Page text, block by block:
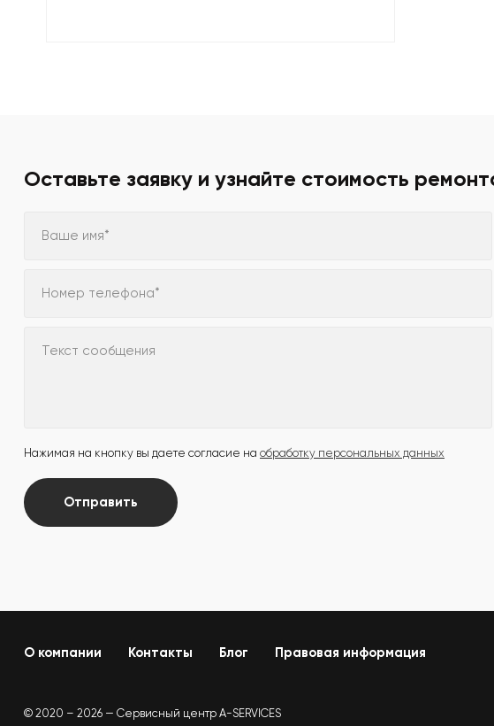
Оставьте заявку и узнайте стоимость
Ваше имя*
Номер телефона*
Текст сообщения
Нажимая на кнопку вы даете согласие на обработку персональных данных
Отправить
О компании Контакты Блог Правовая информация
© 2020 – 2026 — Сервисный центр A-SERVICES